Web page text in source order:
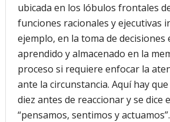
ubicada en los lóbulos frontales
funciones racionales y ejecutivas
ejemplo, en la toma de decisiones
aprendido y almacenado en la
proceso si requiere enfocar la
ante la circunstancia. Aquí hay
diez antes de reaccionar y se dice
“pensamos, sentimos y